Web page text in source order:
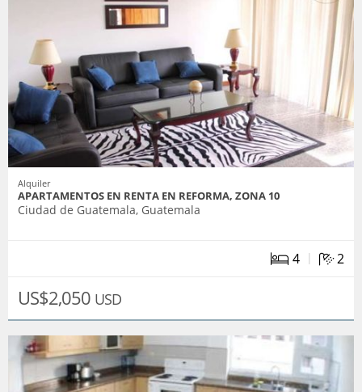
Alquiler
APARTAMENTOS EN RENTA EN REFORMA, ZONA 10
Ciudad de Guatemala, Guatemala
4 | 2
US$2,050 USD